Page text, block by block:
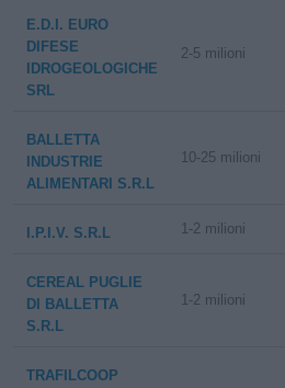
E.D.I. EURO
DIFESE
IDROGEOLOGICHE
SRL
2-5 milioni
BALLETTA
INDUSTRIE
ALIMENTARI S.R.L
10-25 milioni
I.P.I.V. S.R.L 1-2 milioni
CEREAL PUGLIE
DI BALLETTA
S.R.L
1-2 milioni
TRAFILCOOP